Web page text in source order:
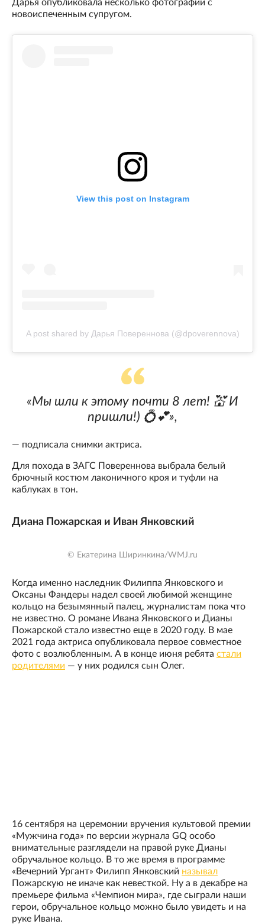
Дарья опубликовала несколько фотографий с
новоиспеченным супругом.
View this post on Instagram
A post shared by Дарья Повереннова (@dpoverennova)
«Мы шли к этому почти 8 лет! 💒 И
пришли!) 💍💕»,
— подписала снимки актриса.
Для похода в ЗАГС Повереннова выбрала белый
брючный костюм лаконичного кроя и туфли на
каблуках в тон.
Диана Пожарская и Иван Янковский
© Екатерина Ширинкина/WMJ.ru
Когда именно наследник Филиппа Янковского и
Оксаны Фандеры надел своей любимой женщине
кольцо на безымянный палец, журналистам пока что
не известно. О романе Ивана Янковского и Дианы
Пожарской стало известно еще в 2020 году. В мае
2021 года актриса опубликовала первое совместное
фото с возлюбленным. А в конце июня ребята стали
родителями — у них родился сын Олег.
16 сентября на церемонии вручения культовой премии
«Мужчина года» по версии журнала GQ особо
внимательные разглядели на правой руке Дианы
обручальное кольцо. В то же время в программе
«Вечерний Ургант» Филипп Янковский называл
Пожарскую не иначе как невесткой. Ну а в декабре на
премьере фильма «Чемпион мира», где сыграли наши
герои, обручальное кольцо можно было увидеть и на
руке Ивана.